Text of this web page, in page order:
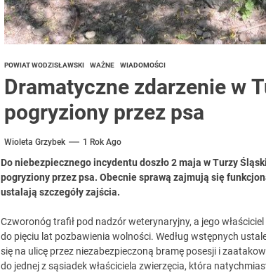
POWIAT WODZISŁAWSKI WAŻNE WIADOMOŚCI
Dramatyczne zdarzenie w
pogryziony przez psa
Wioleta Grzybek 1 Rok Ago
Do niebezpiecznego incydentu doszło 2 maja w Turzy
pogryziony przez psa. Obecnie sprawą zajmują się
ustalają szczegóły zajścia.
Czworonóg trafił pod nadzór weterynaryjny, a jego
do pięciu lat pozbawienia wolności. Według wstępnych
się na ulicę przez niezabezpieczoną bramę posesji i
do jednej z sąsiadek właściciela zwierzęcia, która